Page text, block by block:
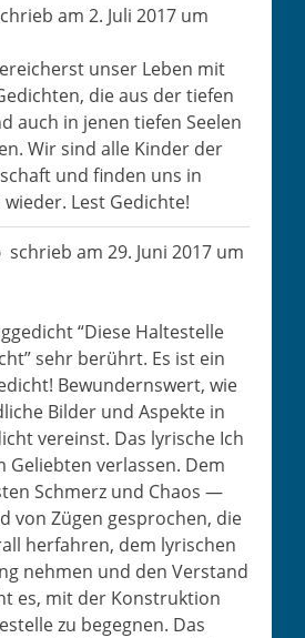
am 2. Juli 2017 um
unser Leben mit
die aus der tiefen
auch in jenen tiefen See­len
Wir sind alle Kinder der
und find­en uns in
Lest Gedichte!
schrieb am 29. Juni 2017 um
“Diese Hal­testelle
sehr berührt. Es ist ein
Bewun­dern­swert, wie
Bilder und Aspek­te in
vere­inst. Das lyrische Ich
Geliebten ver­lassen. Dem
Schmerz und Chaos —
von Zügen gesprochen, die
her­fahren, dem lyrischen
nehmen und den Ver­stand
es, mit der Kon­struk­tion
zu begeg­nen. Das